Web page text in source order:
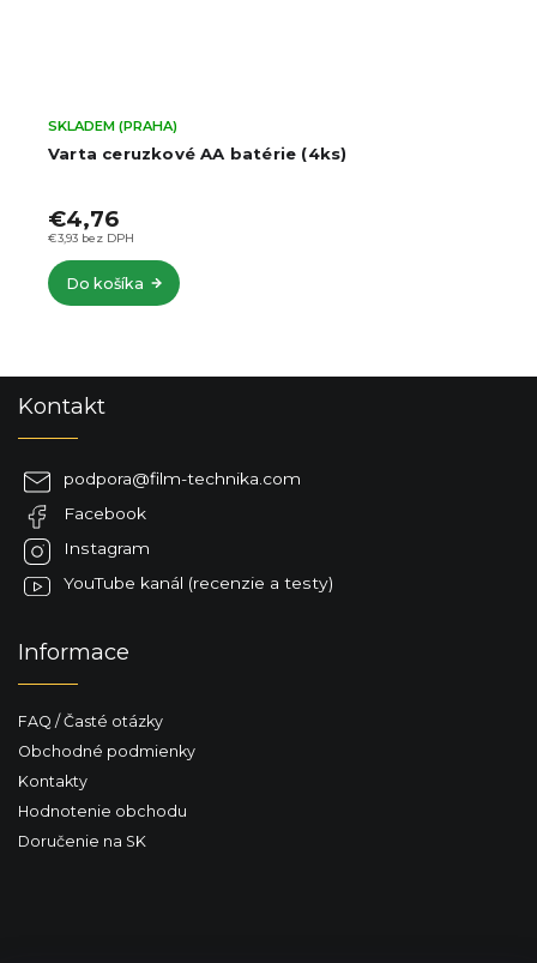
Varta ceruzkové AA batérie (4ks)
SKLADEM (PRAHA)
€3,93 bez DPH
€4,76
Do košíka
Kontakt
podpora@film-technika.com
Facebook
Instagram
YouTube kanál (recenzie a testy)
Informace
FAQ / Časté otázky
Obchodné podmienky
Kontakty
Hodnotenie obchodu
Doručenie na SK